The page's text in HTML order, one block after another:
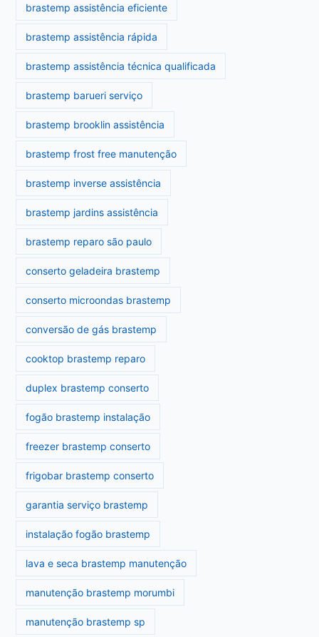
brastemp assistência eficiente
brastemp assistência rápida
brastemp assistência técnica qualificada
brastemp barueri serviço
brastemp brooklin assistência
brastemp frost free manutenção
brastemp inverse assistência
brastemp jardins assistência
brastemp reparo são paulo
conserto geladeira brastemp
conserto microondas brastemp
conversão de gás brastemp
cooktop brastemp reparo
duplex brastemp conserto
fogão brastemp instalação
freezer brastemp conserto
frigobar brastemp conserto
garantia serviço brastemp
instalação fogão brastemp
lava e seca brastemp manutenção
manutenção brastemp morumbi
manutenção brastemp sp